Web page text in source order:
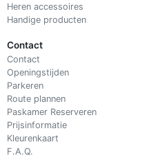
Heren accessoires
Handige producten
Contact
Contact
Openingstijden
Parkeren
Route plannen
Paskamer Reserveren
Prijsinformatie
Kleurenkaart
F.A.Q.